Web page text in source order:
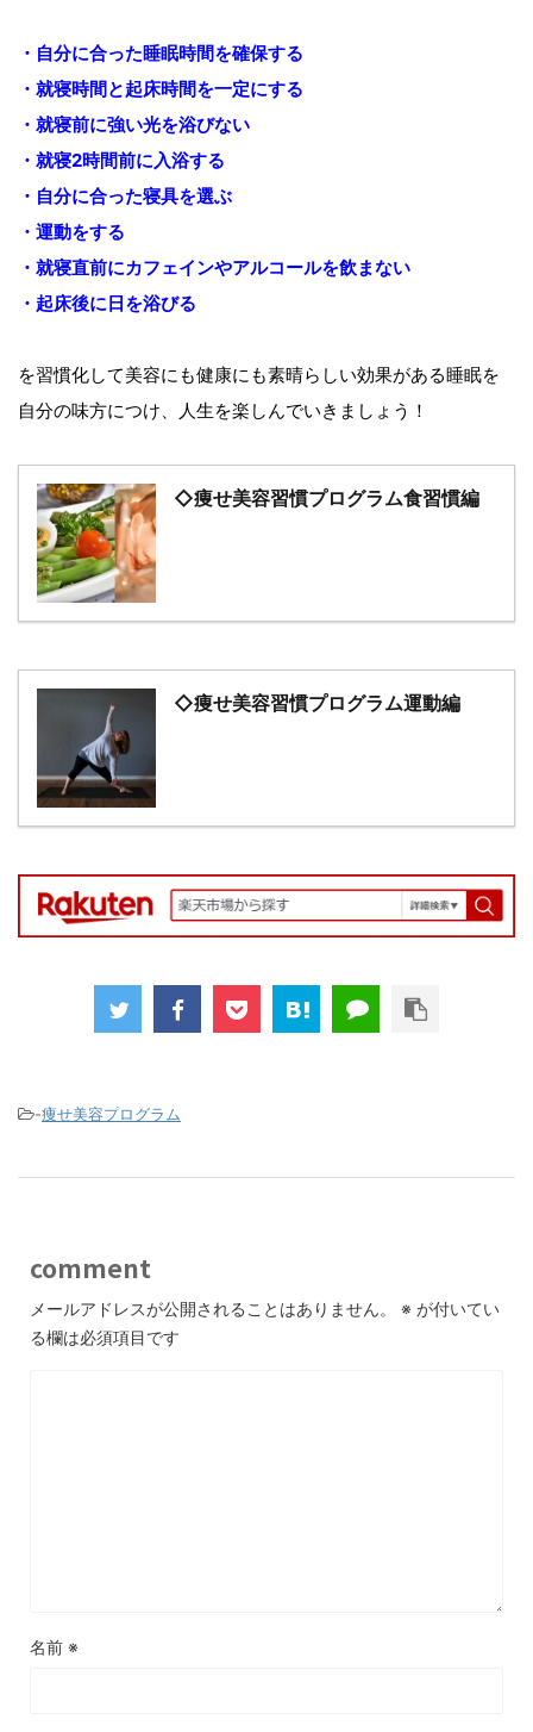
・自分に合った睡眠時間を確保する
・就寝時間と起床時間を一定にする
・就寝前に強い光を浴びない
・就寝2時間前に入浴する
・自分に合った寝具を選ぶ
・運動をする
・就寝直前にカフェインやアルコールを飲まない
・起床後に日を浴びる
を習慣化して美容にも健康にも素晴らしい効果がある睡眠を
自分の味方につけ、人生を楽しんでいきましょう！
◇痩せ美容習慣プログラム食習慣編
◇痩せ美容習慣プログラム運動編
-痩せ美容プログラム
comment
メールアドレスが公開されることはありません。 ※ が付いてい
る欄は必須項目です
名前 ※